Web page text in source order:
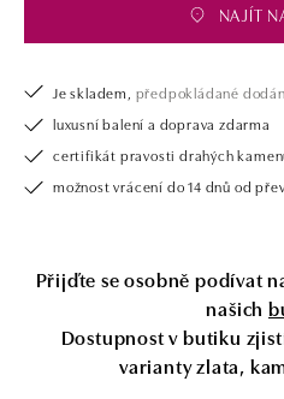
NAJÍT
Je skladem, předpokládané
luxusní balení a doprava zdarma
certifikát pravosti drahých
možnost vrácení do 14 dnů od
Přijďte se osobně podívat
našich
Dostupnost v butiku
varianty zlata,